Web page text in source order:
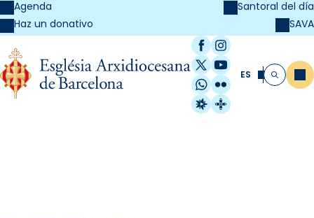
Agenda
Haz un donativo
Santoral del día
SAVA
Facebook
Instagram
X / Twitter
YouTube
WhatsApp
Flickr
Radio Estel
Catalunya
ES Buscar